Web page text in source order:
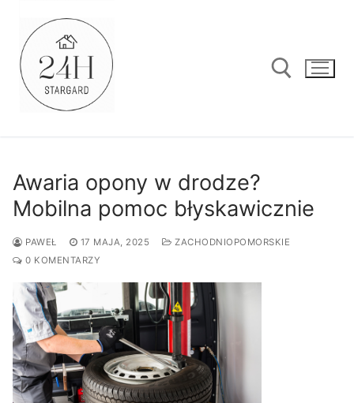
treści
Awaria opony w drodze?
Mobilna pomoc błyskawicznie
PAWEŁ 17 MAJA, 2025
ZACHODNIOPOMORSKIE
0 KOMENTARZY